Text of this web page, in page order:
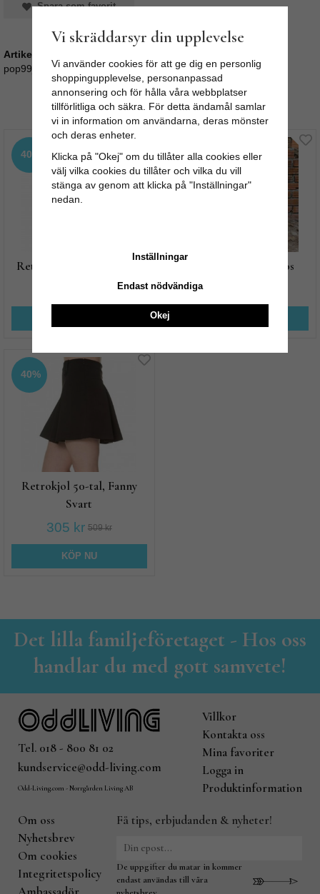
Spara som favorit
Artikelnummer:
pop99_100
Rekommenderade tillbehör till denna produkt
40%
Retrobyxor 50-tal, Fanny
40%
Bomullsbyxor Turkos
40%
Retrokjol 50-tal, Fanny
Svart
305 kr 509 kr
KÖP NU
Det lilla familjeföretaget - Hos oss
handlar du med gott samvete!
Tel. 018 - 800 81 02
kundservice@odd-living.com
Odd-Living.com - Norrgården Living AB
Villkor
Kontakta oss
Mina favoriter
Logga in
Produktinformation
Om oss
Nyhetsbrev
Om cookies
Integritetspolicy
Få tips, erbjudanden & nyheter!
De uppgifter du matar in kommer
endast användas till våra
Vi skräddarsyr din upplevelse
Vi använder cookies för att ge dig en personlig
shoppingupplevelse, personanpassad
annonsering och för hålla våra webbplatser
tillförlitliga och säkra. För detta ändamål samlar
vi in information om användarna, deras mönster
och deras enheter.
Klicka på "Okej" om du tillåter alla cookies eller
välj vilka cookies du tillåter och vilka du vill
stänga av genom att klicka på "Inställningar"
nedan.
Inställningar
Endast nödvändiga
Okej